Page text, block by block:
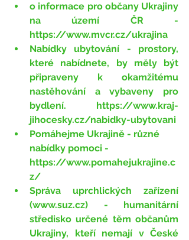
o informace pro občany Ukrajiny
https://www.mvcr.cz/ukrajina
Nabídky ubytování - prostory,
které nabídnete, by měly být
připraveny k okamžitému
nastěhování a vybaveny pro
bydlení. https://www.kraj-
jihocesky.cz/nabidky-ubytovani
Pomáhejme Ukrajině - různé
nabídky pomoci -
https://www.pomahejukrajine.c
z/
Správa uprchlických zařízení
(www.suz.cz) - humanitární
středisko určené těm občanům
Ukrajiny, kteří nemají v České